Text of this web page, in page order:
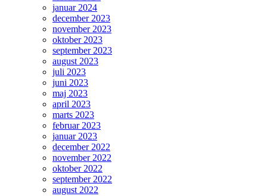
januar 2024
december 2023
november 2023
oktober 2023
september 2023
august 2023
juli 2023
juni 2023
maj 2023
april 2023
marts 2023
februar 2023
januar 2023
december 2022
november 2022
oktober 2022
september 2022
august 2022